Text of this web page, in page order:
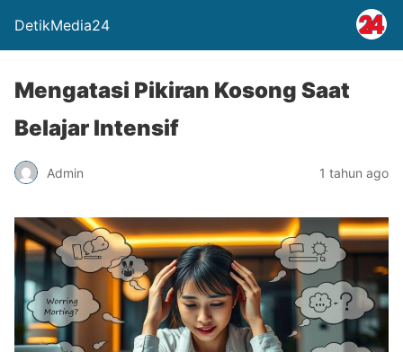
DetikMedia24
Mengatasi Pikiran Kosong Saat
Belajar Intensif
Admin 1 tahun ago